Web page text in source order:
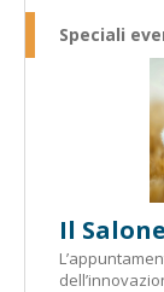
Speciali
Il